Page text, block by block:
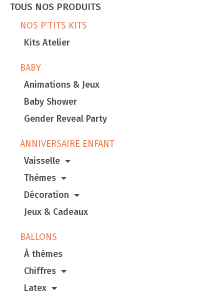
TOUS NOS PRODUITS
NOS P’TITS KITS
Kits Atelier
BABY
Animations & Jeux
Baby Shower
Gender Reveal Party
ANNIVERSAIRE ENFANT
Vaisselle
Thèmes
Décoration
Jeux & Cadeaux
BALLONS
À thèmes
Chiffres
Latex